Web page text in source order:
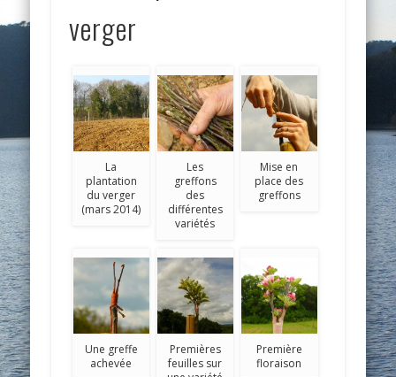
verger
La
plantation
du verger
(mars 2014)
Les
greffons
des
différentes
variétés
Mise en
place des
greffons
Une greffe
achevée
Premières
feuilles sur
Première
floraison